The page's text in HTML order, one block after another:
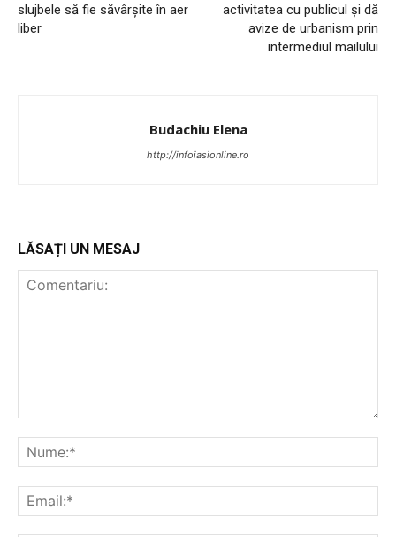
Publică gratuit anunțul tău!
Contact
Emisiuni
slujbele să fie săvârşite în aer
liber
activitatea cu publicul și dă
avize de urbanism prin
intermediul mailului
Budachiu Elena
http://infoiasionline.ro
LĂSAȚI UN MESAJ